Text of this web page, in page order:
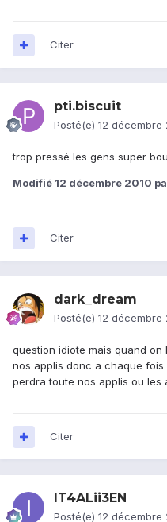
Citer
pti.biscuit
Posté(e) 12 décembre
trop pressé les gens super
Modifié 12 décembre 2010
Citer
dark_dream
Posté(e) 12 décembre
question idiote mais quand
nos applis donc a chaque
perdra toute nos applis ou les
Citer
IT4ALii3EN
Posté(e) 12 décembre